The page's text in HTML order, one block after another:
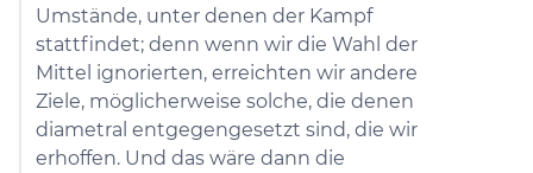
Umstände, unter denen der Kampf
stattfindet; denn wenn wir die Wahl der
Mittel ignorierten, erreichten wir andere
Ziele, möglicherweise solche, die denen
diametral entgegengesetzt sind, die wir
erhoffen. Und das wäre dann die